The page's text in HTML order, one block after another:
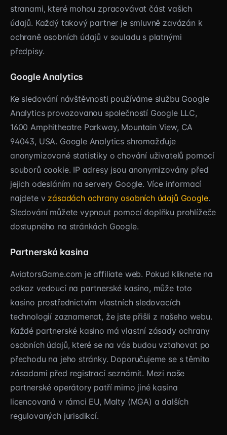
stranami, které mohou zpracovávat část vašich
údajů. Každý takový partner je smluvně zavázán k
ochraně osobních údajů v souladu s platnými
předpisy.
Google Analytics
Ke sledování návštěvnosti používáme službu Google
Analytics provozovanou společností Google LLC,
1600 Amphitheatre Parkway, Mountain View, CA
94043, USA. Google Analytics shromažďuje
anonymizované statistiky o chování uživatelů pomocí
souborů cookie. IP adresy jsou anonymizovány před
jejich odesláním na servery Google. Více informací
najdete v zásadách ochrany osobních údajů Google.
Sledování můžete vypnout pomocí doplňku prohlížeče
dostupného na stránkách Google.
Partnerská kasina
AviatorsGame.com je affiliate web. Pokud kliknete na
odkaz vedoucí na partnerské kasino, může toto
kasino prostřednictvím vlastních sledovacích
technologií zaznamenat, že jste přišli z našeho webu.
Každé partnerské kasino má vlastní zásady ochrany
osobních údajů, které se na vás budou vztahovat po
přechodu na jeho stránky. Doporučujeme se s těmito
zásadami před registrací seznámit. Mezi naše
partnerské operátory patří mimo jiné kasina
licencovaná v rámci EU, Malty (MGA) a dalších
regulovaných jurisdikcí.